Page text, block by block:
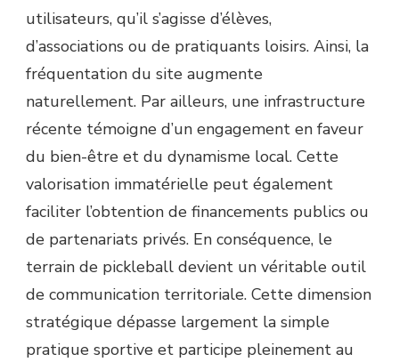
utilisateurs, qu’il s’agisse d’élèves,
d’associations ou de pratiquants loisirs. Ainsi, la
fréquentation du site augmente
naturellement. Par ailleurs, une infrastructure
récente témoigne d’un engagement en faveur
du bien-être et du dynamisme local. Cette
valorisation immatérielle peut également
faciliter l’obtention de financements publics ou
de partenariats privés. En conséquence, le
terrain de pickleball devient un véritable outil
de communication territoriale. Cette dimension
stratégique dépasse largement la simple
pratique sportive et participe pleinement au